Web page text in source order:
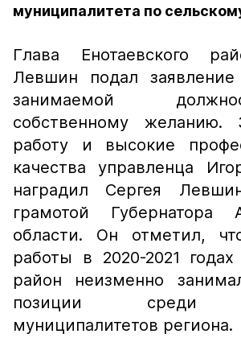
муниципалитета по
Глава Енотаевского
Левшин подал
занимаемой
собственному
работу и высокие
качества управленца
наградил Сергея
грамотой Губернатора
области. Он отметил,
работы в 2020-2021 годах
район неизменно
позиции среди
муниципалитетов региона.